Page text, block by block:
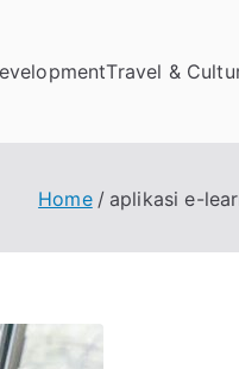
Travel &
Home aplikasi e-